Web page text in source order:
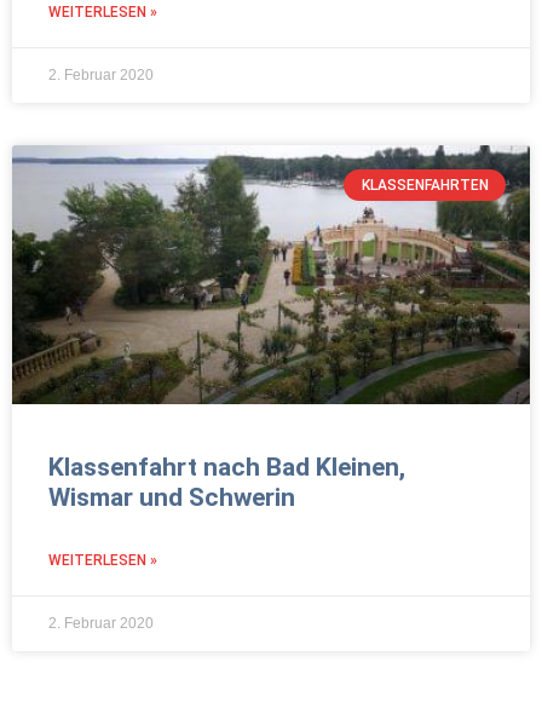
WEITERLESEN »
2. Februar 2020
KLASSENFAHRTEN
Klassenfahrt nach Bad Kleinen,
Wismar und Schwerin
WEITERLESEN »
2. Februar 2020